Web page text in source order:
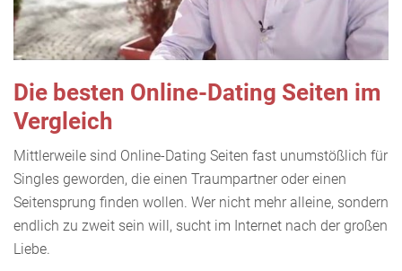
Die besten Online-Dating Seiten im
Vergleich
Mittlerweile sind Online-Dating Seiten fast unumstößlich für
Singles geworden, die einen Traumpartner oder einen
Seitensprung finden wollen. Wer nicht mehr alleine, sondern
endlich zu zweit sein will, sucht im Internet nach der großen
Liebe.